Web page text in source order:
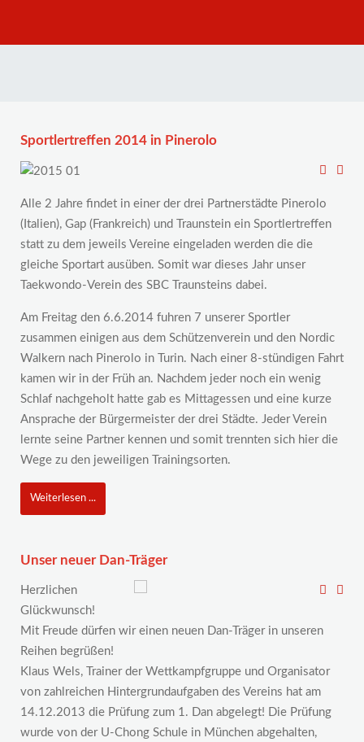
Sportlertreffen 2014 in Pinerolo
Alle 2 Jahre findet in einer der drei Partnerstädte Pinerolo
(Italien), Gap (Frankreich) und Traunstein ein Sportlertreffen
statt zu dem jeweils Vereine eingeladen werden die die
gleiche Sportart ausüben. Somit war dieses Jahr unser
Taekwondo-Verein des SBC Traunsteins dabei.
Am Freitag den 6.6.2014 fuhren 7 unserer Sportler
zusammen einigen aus dem Schützenverein und den Nordic
Walkern nach Pinerolo in Turin. Nach einer 8-stündigen Fahrt
kamen wir in der Früh an. Nachdem jeder noch ein wenig
Schlaf nachgeholt hatte gab es Mittagessen und eine kurze
Ansprache der Bürgermeister der drei Städte. Jeder Verein
lernte seine Partner kennen und somit trennten sich hier die
Wege zu den jeweiligen Trainingsorten.
Weiterlesen ...
Unser neuer Dan-Träger
Herzlichen
Glückwunsch!
Mit Freude dürfen wir einen neuen Dan-Träger in unseren
Reihen begrüßen!
Klaus Wels, Trainer der Wettkampfgruppe und Organisator
von zahlreichen Hintergrundaufgaben des Vereins hat am
14.12.2013 die Prüfung zum 1. Dan abgelegt! Die Prüfung
wurde von der U-Chong Schule in München abgehalten,